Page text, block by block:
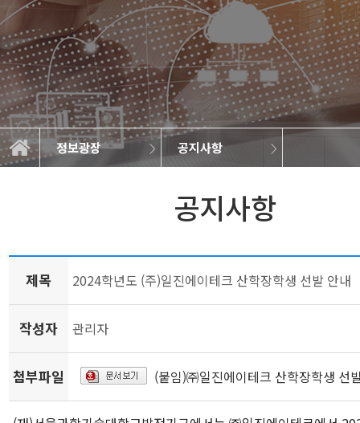
정보광장 공지사항
학과소개
교육과정
정보광장
대학원
공지사항
학사일정
학과소식
취업정보
공지사항
제목 2024학년도 (주)일진에이테크 산학장학생 선발 안내
작성자 관리자
첨부파일 (붙임)㈜일진에이테크 산학장학생 선